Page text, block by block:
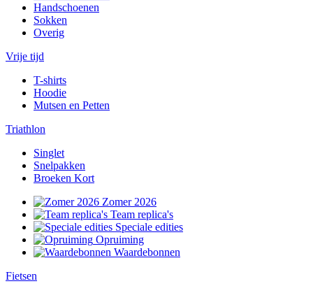
Handschoenen
Sokken
Overig
Vrije tijd
T-shirts
Hoodie
Mutsen en Petten
Triathlon
Singlet
Snelpakken
Broeken Kort
Zomer 2026
Team replica's
Speciale edities
Opruiming
Waardebonnen
Fietsen